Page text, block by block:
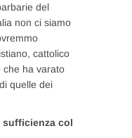
del
non ci siamo
cattolico
che ha varato
quelle dei
sufficienza col